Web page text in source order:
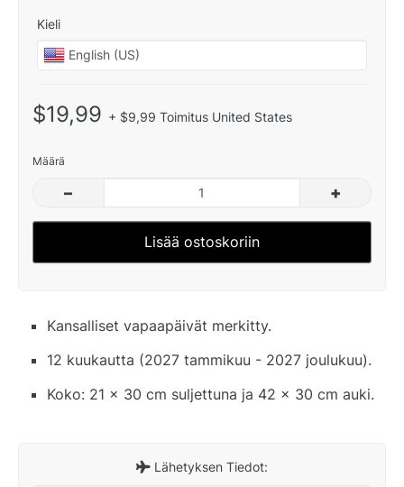
Kieli
$19,99 + $9,99 Toimitus United States
Määrä
– +
Lisää ostoskoriin
Kansalliset vapaapäivät merkitty.
12 kuukautta (2027 tammikuu - 2027 joulukuu).
Koko: 21 x 30 cm suljettuna ja 42 x 30 cm auki.
Lähetyksen Tiedot: